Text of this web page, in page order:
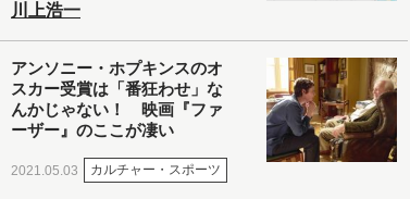
川上浩一
アンソニー・ホプキンスのオ
スカー受賞は「番狂わせ」な
んかじゃない！ 映画『ファ
ーザー』のここが凄い
2021.05.03 カルチャー・スポーツ